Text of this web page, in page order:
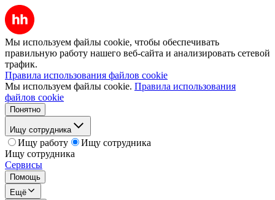
Мы используем файлы cookie, чтобы обеспечивать
правильную работу нашего веб-сайта и анализировать сетевой
трафик.
Правила использования файлов cookie
Мы используем файлы cookie. Правила использования
файлов cookie
Понятно
Ищу сотрудника
Ищу работу
Ищу сотрудника
Ищу сотрудника
Сервисы
Помощь
Ещё